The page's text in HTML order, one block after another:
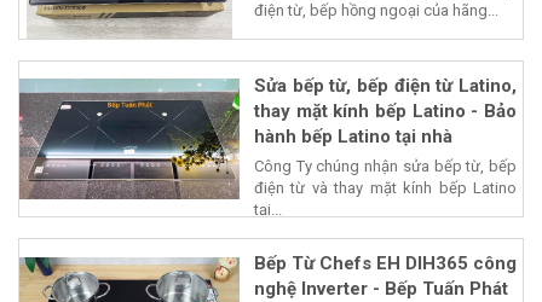
điện từ, bếp hồng ngoại của hãng...
Sửa bếp từ, bếp điện từ Latino,
thay mặt kính bếp Latino - Bảo
hành bếp Latino tại nhà
Công Ty chúng nhận sửa bếp từ, bếp
điện từ và thay mặt kính bếp Latino
tại...
Bếp Từ Chefs EH DIH365 công
nghệ Inverter - Bếp Tuấn Phát